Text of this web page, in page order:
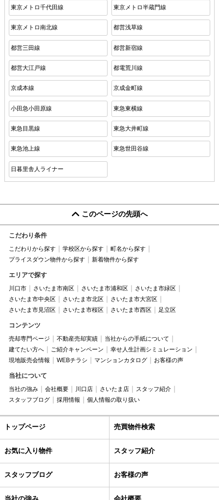
東京メトロ千代田線 東京メトロ半蔵門線
東京メトロ南北線 都営浅草線
都営三田線 都営新宿線
都営大江戸線 都電荒川線
京成本線 京成金町線
小田急小田原線 東急東横線
東急目黒線 東急大井町線
東急池上線 東急世田谷線
日暮里舎人ライナー
このページの先頭へ
こだわり条件
こだわりから探す 学校区から探す
町名から探す
プライスダウン物件から探す
新着物件から探す
エリアで探す
川口市 さいたま市南区 さいたま市浦和区
さいたま市緑区
さいたま市中央区
さいたま市北区
さいたま市大宮区
さいたま市見沼区
さいたま市桜区 さいたま市西区 足立区
コンテンツ
売却専門ページ 不動産売却実績
当社からの手紙について
建てたい方へ
ご紹介キャンペーン
幸せ人生計画シミュレーション
現地販売会情報
WEBチラシ マンションカタログ お客様の声
当社について
当社の強み 会社概要 川口店 さいたま店
スタッフ紹介
スタッフブログ
採用情報 個人情報の取り扱い
トップページ 売買物件検索
お気に入り物件 スタッフ紹介
スタッフブログ お客様の声